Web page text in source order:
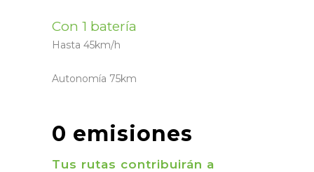
Con 1 batería
Hasta 45km/h
Autonomía 75km
0 emisiones
Tus rutas contribuirán a